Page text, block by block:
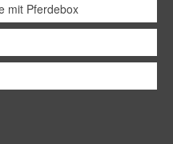
mit Pferdebox